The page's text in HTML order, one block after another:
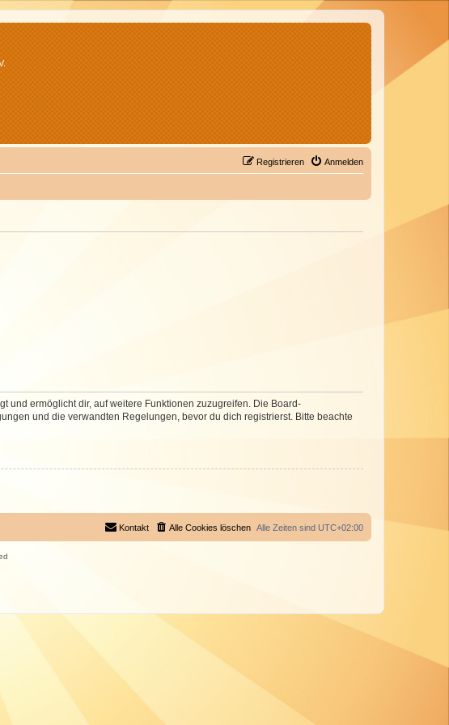
Anmelden
Registrieren
und ermöglicht dir, auf weitere Funktionen zuzugreifen. Die Board-
und die verwandten Regelungen, bevor du dich registrierst. Bitte beachte
Alle Zeiten sind UTC+02:00
Alle Cookies löschen
Kontakt